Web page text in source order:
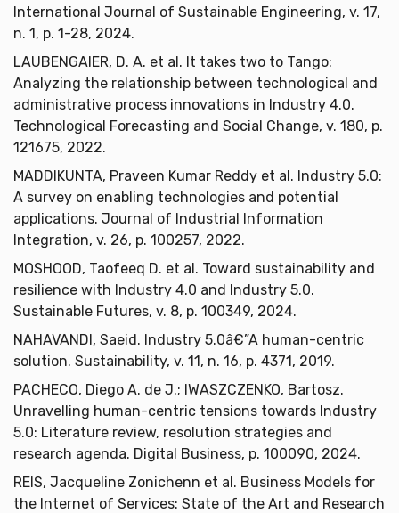
International Journal of Sustainable Engineering, v. 17,
n. 1, p. 1-28, 2024.
LAUBENGAIER, D. A. et al. It takes two to Tango:
Analyzing the relationship between technological and
administrative process innovations in Industry 4.0.
Technological Forecasting and Social Change, v. 180, p.
121675, 2022.
MADDIKUNTA, Praveen Kumar Reddy et al. Industry 5.0:
A survey on enabling technologies and potential
applications. Journal of Industrial Information
Integration, v. 26, p. 100257, 2022.
MOSHOOD, Taofeeq D. et al. Toward sustainability and
resilience with Industry 4.0 and Industry 5.0.
Sustainable Futures, v. 8, p. 100349, 2024.
NAHAVANDI, Saeid. Industry 5.0â€”A human-centric
solution. Sustainability, v. 11, n. 16, p. 4371, 2019.
PACHECO, Diego A. de J.; IWASZCZENKO, Bartosz.
Unravelling human-centric tensions towards Industry
5.0: Literature review, resolution strategies and
research agenda. Digital Business, p. 100090, 2024.
REIS, Jacqueline Zonichenn et al. Business Models for
the Internet of Services: State of the Art and Research